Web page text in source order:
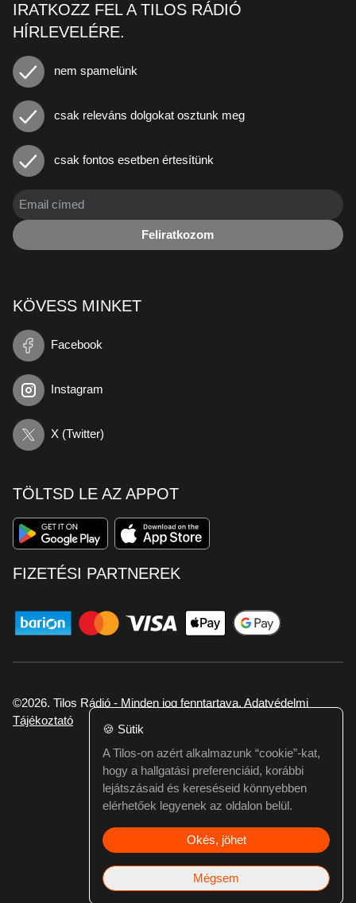
IRATKOZZ FEL A TILOS RÁDIÓ
HÍRLEVELÉRE.
nem spamelünk
csak releváns dolgokat osztunk meg
csak fontos esetben értesítünk
Feliratkozom
KÖVESS MINKET
Facebook
Instagram
X (Twitter)
TÖLTSD LE AZ APPOT
FIZETÉSI PARTNEREK
©2026. Tilos Rádió - Minden jog fenntartava. Adatvédelmi
Tájékoztató
Ha hibát találtál vagy kérdésed van itt jelezd:
webmester@tilos.hu
🍪 Sütik
A Tilos-on azért alkalmazunk “cookie”-kat,
hogy a hallgatási preferenciáid, korábbi
lejátszásaid és kereséseid könnyebben
elérhetőek legyenek az oldalon belül.
Okés, jöhet
Mégsem